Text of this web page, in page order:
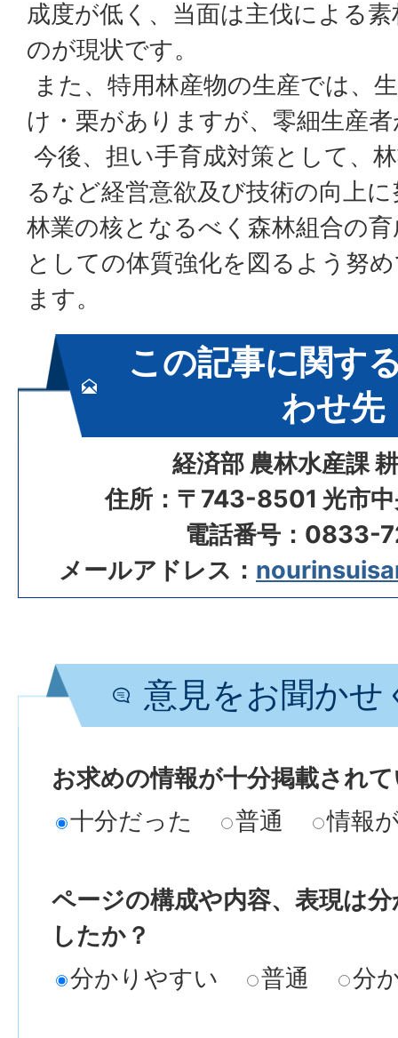
成度が低く、当面は主伐による
のが現状です。
また、特用林産物の生産では、
け・栗がありますが、零細生産
今後、担い手育成対策として、
るなど経営意欲及び技術の向上
林業の核となるべく森林組合の
としての体質強化を図るよう努
ます。
この記事に関す
わせ先
経済部 農林水産課
住所：〒743-8501 光市中
電話番号：0833-
メールアドレス：
意見をお聞かせ
お求めの情報が十分掲載され
十分だった
普通 情報
ページの構成や内容、表現は
したか？
分かりやすい
普通 分